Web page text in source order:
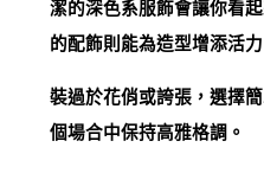
潔的深色系服飾會讓你看
的配飾則能為造型增添活
裝過於花俏或誇張，選擇
個場合中保持高雅格調。